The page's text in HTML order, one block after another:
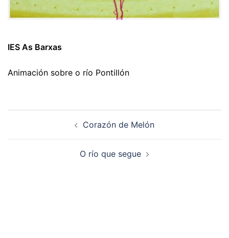
IES As Barxas
Animación sobre o río Pontillón
Corazón de Melón
O río que segue